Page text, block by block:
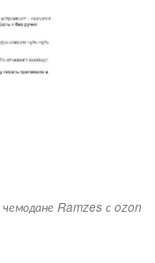
Ramzes с ozon